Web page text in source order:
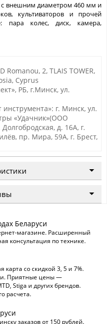
с внешним диаметром 460 мм и
культиваторов и прочей
пара колес, диск, камера,
Romanou, 2, TLAIS TOWER,
Cyprus
РБ, г.Минск, ул.
г. Минск, ул.
«Удачник»(ООО
д. 16А, г.
пр. Мира, 59А, г. Брест,
Беларуси
магазине. Расширенный
консультация по технике.
карта со скидкой 3, 5 и 7%.
Приятные цены —
Stiga и других брендов.
расчета.
заказов от 150 рублей.